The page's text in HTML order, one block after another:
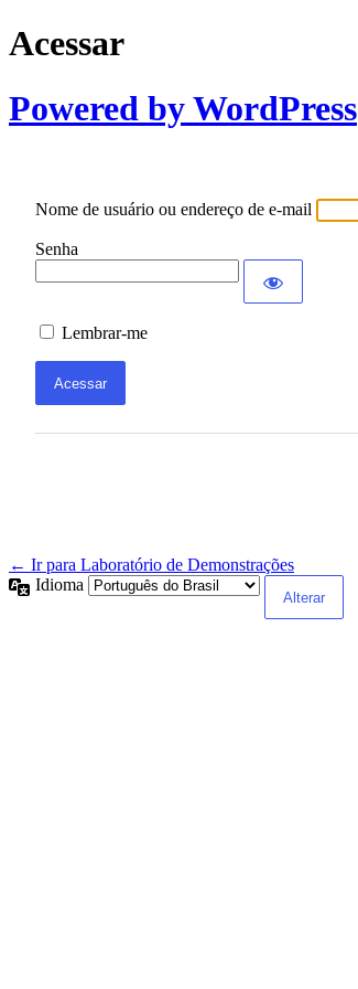
Acessar
Powered by WordPress
Nome de usuário ou endereço de e-mail
Senha
Lembrar-me
← Ir para Laboratório de Demonstrações
Idioma